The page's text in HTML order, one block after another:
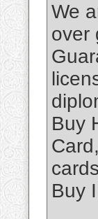
We
over
Buy
Buy